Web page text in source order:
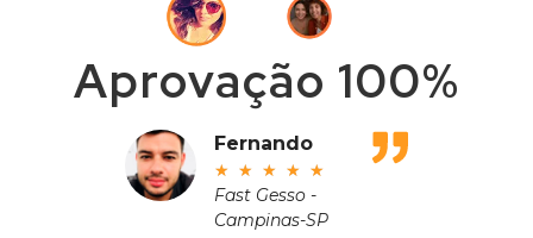
Aprovação 100%
Fernando
★ ★ ★ ★ ★
Fast Gesso -
Campinas-SP